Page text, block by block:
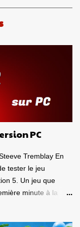
PC
Tremblay En
tester le jeu
5. Un jeu que
minute à la